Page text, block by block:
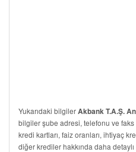
Yukarıdaki bilgilerAkbank T.A.Ş.
bilgiler şube adresi, telefonu ve
kredi kartları, faiz oranları, ihtiyaç
diğer krediler hakkında daha